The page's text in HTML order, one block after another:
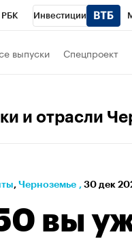
РБК Инвестиции
выпуски Спецпроект
и отрасли
⁠, Черноземье , 30 дек
вы